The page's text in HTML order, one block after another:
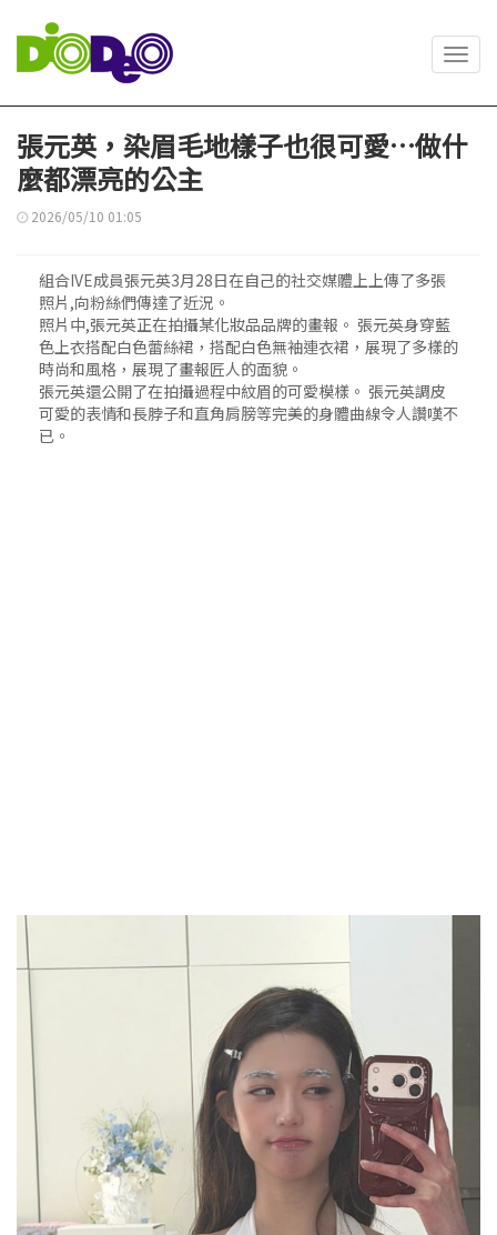
張元英，染眉毛地樣子也很可愛…做什
麼都漂亮的公主
2026/05/10 01:05
組合IVE成員張元英3月28日在自己的社交媒體上上傳了多張
照片,向粉絲們傳達了近況。
照片中,張元英正在拍攝某化妝品品牌的畫報。 張元英身穿藍
色上衣搭配白色蕾絲裙，搭配白色無袖連衣裙，展現了多樣的
時尚和風格，展現了畫報匠人的面貌。
張元英還公開了在拍攝過程中紋眉的可愛模樣。 張元英調皮
可愛的表情和長脖子和直角肩膀等完美的身體曲線令人讚嘆不
已。